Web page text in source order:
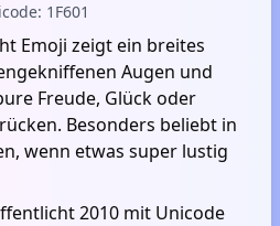
1F601
Emoji zeigt ein breites
Augen und
Freude, Glück oder
Besonders beliebt in
wenn etwas super lustig
2010 mit Unicode